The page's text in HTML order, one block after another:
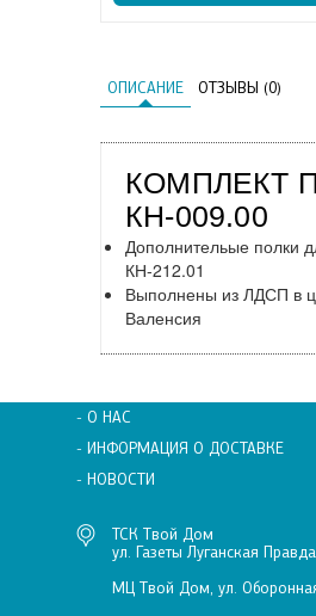
ОПИСАНИЕ ОТЗЫВЫ (0)
КОМПЛЕКТ
КН-009.00
Дополнительые полки
КН-212.01
Выполнены из ЛДСП в
Валенсия
- О НАС
- ИНФОРМАЦИЯ О ДОСТАВКЕ
- НОВОСТИ
ТСК Твой Дом
ул. Газеты Луганская
МЦ Твой Дом, ул.